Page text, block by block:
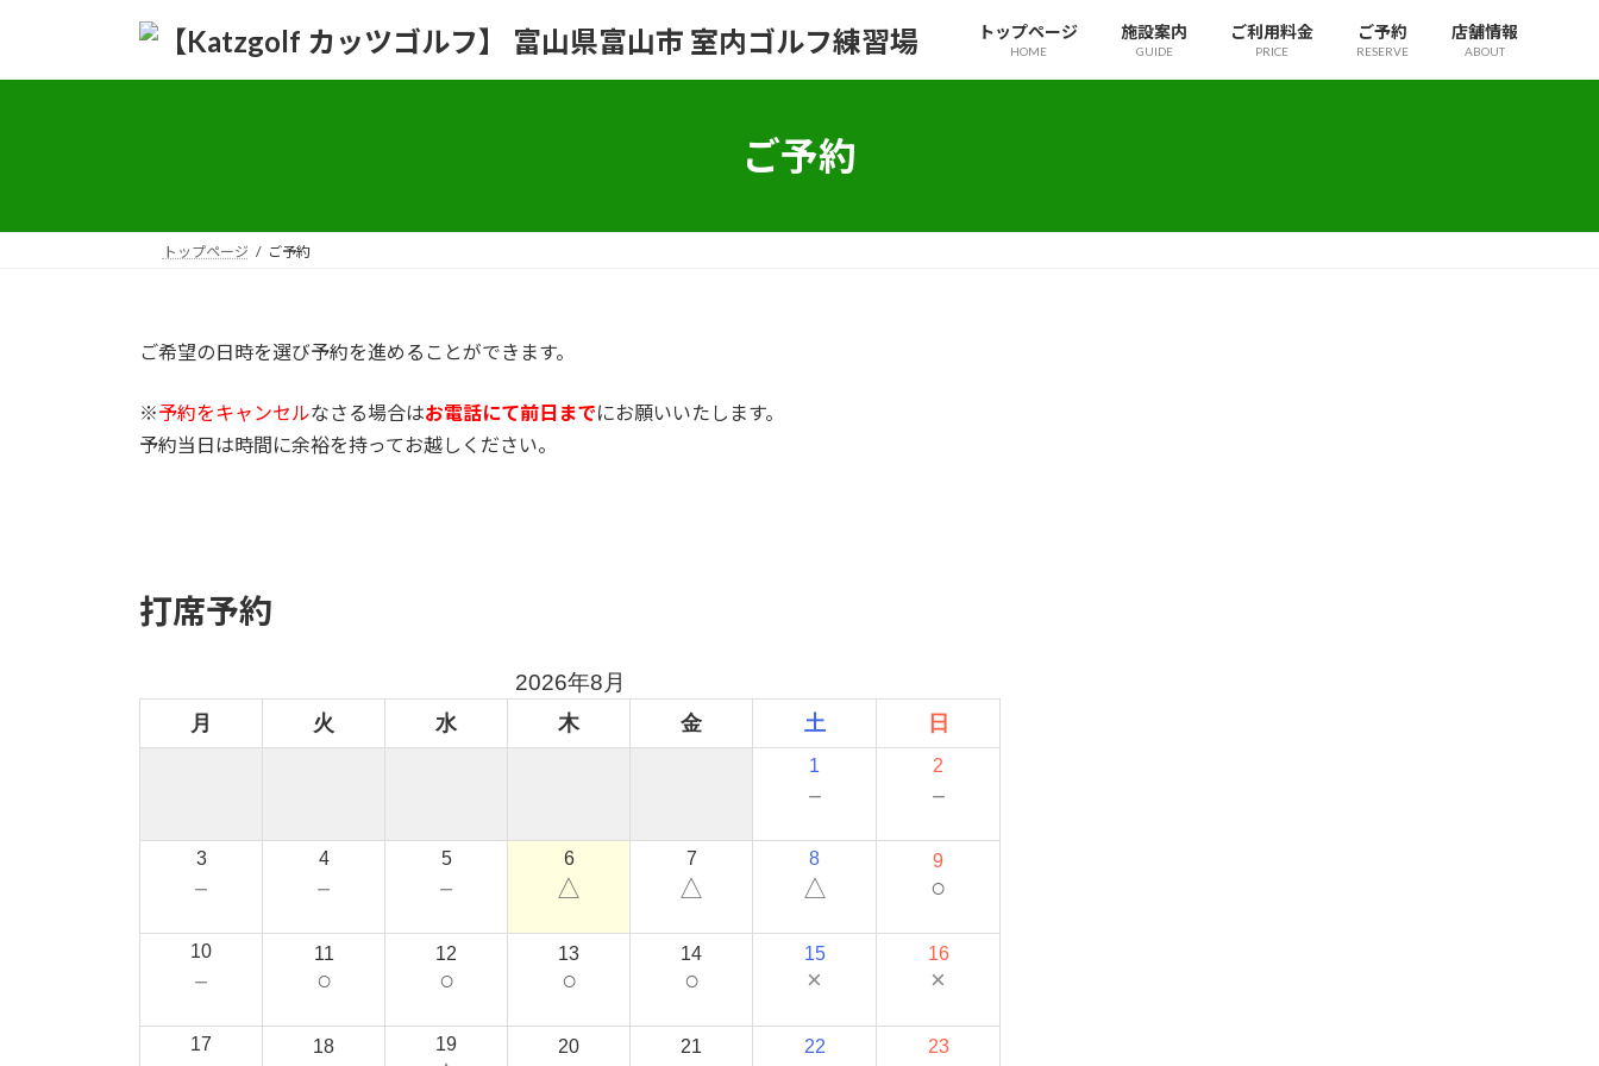
トップページ
HOME
施設案内
GUIDE
ご利用料金
PRICE
ご予約
RESERVE
店舗情報
ABOUT
ご予約
トップページ ご予約
ご希望の日時を選び予約を進めることができます。
※予約をキャンセルなさる場合はお電話にて前日までにお願いいたします。
予約当日は時間に余裕を持ってお越しください。
打席予約
2026年8月
月 火 水 木 金 土 日
1
－
2
－
3
－
4
－
5
－
6
△
7
△
8
△
9
○
10
－
11
○
12
○
13
○
14
○
15
×
16
×
17 18 19 20 21 22 23